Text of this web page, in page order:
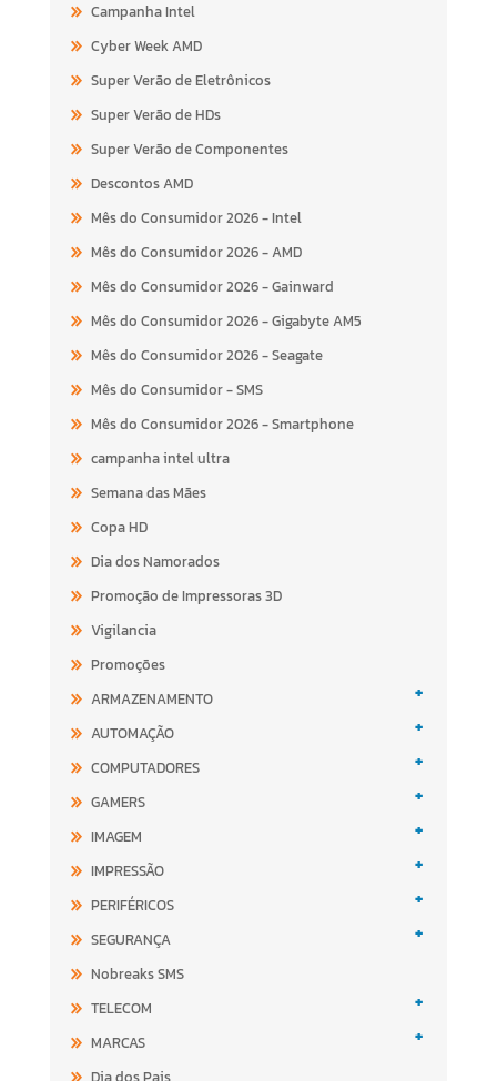
Campanha Intel
Cyber Week AMD
Super Verão de Eletrônicos
Super Verão de HDs
Super Verão de Componentes
Descontos AMD
Mês do Consumidor 2026 - Intel
Mês do Consumidor 2026 - AMD
Mês do Consumidor 2026 - Gainward
Mês do Consumidor 2026 - Gigabyte AM5
Mês do Consumidor 2026 - Seagate
Mês do Consumidor - SMS
Mês do Consumidor 2026 - Smartphone
campanha intel ultra
Semana das Mães
Copa HD
Dia dos Namorados
Promoção de Impressoras 3D
Vigilancia
Promoções
ARMAZENAMENTO
+
AUTOMAÇÃO +
COMPUTADORES +
GAMERS +
IMAGEM +
IMPRESSÃO +
PERIFÉRICOS +
SEGURANÇA +
Nobreaks SMS
TELECOM
+
MARCAS +